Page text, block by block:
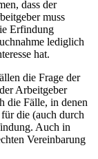
dass der
muss
Erfindung
lediglich
hat.
die Frage der
Arbeitgeber
die Fälle, in denen
die (auch durch
Auch in
Vereinbarung